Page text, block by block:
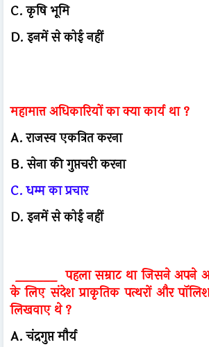
C. कृषि भूमि
D. इनमें से कोई नहीं
महामात्त अधिकारियों का क्या कार्य था ?
A. राजस्व एकत्रित करना
B. सेना की गुप्तचरी करना
C. धम्म का प्रचार
D. इनमें से कोई नहीं
______ पहला सम्राट था जिसने अपने
के लिए संदेश प्राकृतिक पत्थरों और
लिखवाए थे ?
A. चंद्रगुप्त मौर्य